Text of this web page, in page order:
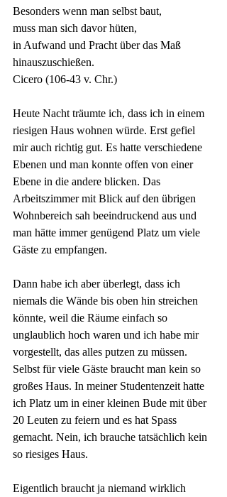
Besonders wenn man selbst baut,
muss man sich davor hüten,
in Aufwand und Pracht über das Maß
hinauszuschießen.
Cicero (106-43 v. Chr.)
Heute Nacht träumte ich, dass ich in einem
riesigen Haus wohnen würde. Erst gefiel
mir auch richtig gut. Es hatte verschiedene
Ebenen und man konnte offen von einer
Ebene in die andere blicken. Das
Arbeitszimmer mit Blick auf den übrigen
Wohnbereich sah beeindruckend aus und
man hätte immer genügend Platz um viele
Gäste zu empfangen.
Dann habe ich aber überlegt, dass ich
niemals die Wände bis oben hin streichen
könnte, weil die Räume einfach so
unglaublich hoch waren und ich habe mir
vorgestellt, das alles putzen zu müssen.
Selbst für viele Gäste braucht man kein so
großes Haus. In meiner Studentenzeit hatte
ich Platz um in einer kleinen Bude mit über
20 Leuten zu feiern und es hat Spass
gemacht. Nein, ich brauche tatsächlich kein
so riesiges Haus.
Eigentlich braucht ja niemand wirklich